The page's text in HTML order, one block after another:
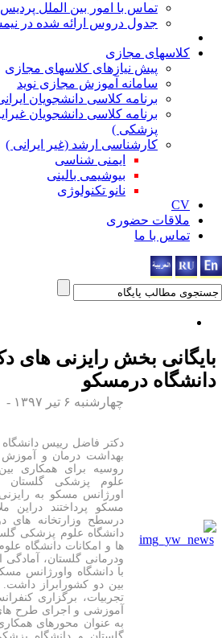
تماس با امور بین الملل پردیس (آقای
جدول دروس ارائه شده در نیمسال اول 1401-
مجازی
پیش نیازهای کلاسهای مجازی
سامانه آموزش مجازی نوید
برنامه کلاسی دانشجویان
برنامه کلاسی دانشجویان غیرایرانی
پزشکی )
کارشناسی ارشد (غیر ایرانی )
ایمنی شناسی
بیوشیمی بالینی
نانو تکنولوژی
حضوری
با ما
بخشرایزنی های
درمسکو
چهارشنبه ۶ تیر ۱۳۹۷ -
دکتر فاضل رییس دانشگاه که به
بهداشت درمان و آموزش
روسیه برای همکاری بین وزارت
علوم پزشکی گلستان با
اورژانس مسکو به رایزنی
مسکو پرداختند دراین ملاقات
درسطح وزارتخانه های دو
دانشگاه علوم پزشکی گلستان هم
ها و امکانات دانشگاه علوم
ودرمانی گلستان، آمادگی این
با دانشگاه واورژانس مسکوو
بین دو کشورابراز داشت.
تجربیات، برگزاری کنفرانس ها
آموزشی و اجرای طرح های
به عنوان محورهای همکاری بین